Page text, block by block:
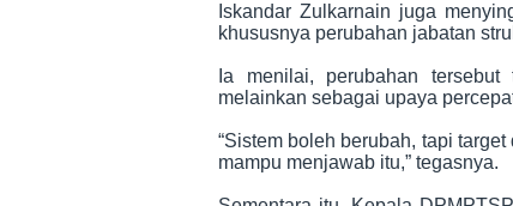
Iskandar Zulkarnain juga
khususnya perubahan jabatan
Ia menilai, perubahan
melainkan sebagai upaya
“Sistem boleh berubah, tapi
mampu menjawab itu,” tegasnya.